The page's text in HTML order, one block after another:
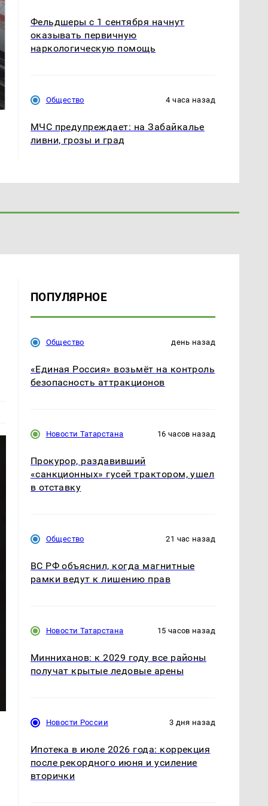
магазина: список
криптомиллионера
Фельдшеры с 1 сентября начнут
оказывать первичную
наркологическую помощь
Общество 4 часа назад
МЧС предупреждает: на Забайкалье
ливни, грозы и град
ПОПУЛЯРНОЕ
Общество день назад
«Единая Россия» возьмёт на контроль
безопасность аттракционов
Новости Татарстана 16 часов назад
Прокурор, раздавивший
«санкционных» гусей трактором, ушел
в отставку
Общество 21 час назад
ВС РФ объяснил, когда магнитные
рамки ведут к лишению прав
Новости Татарстана 15 часов назад
Минниханов: к 2029 году все районы
получат крытые ледовые арены
Новости России 3 дня назад
Ипотека в июле 2026 года: коррекция
после рекордного июня и усиление
вторички